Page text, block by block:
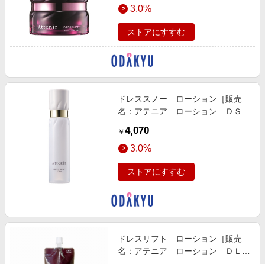
3.0%
ストアにすすむ
ドレススノー ローション［販売
名：アテニア ローション ＤＳ
￥ 4,070
3.0%
ストアにすすむ
ドレスリフト ローション［販売
名：アテニア ローション ＤＬ